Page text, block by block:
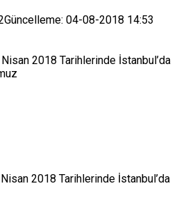
Güncelleme: 04-08-2018 14:53
Nisan 2018 Tarihlerinde İstanbul’da